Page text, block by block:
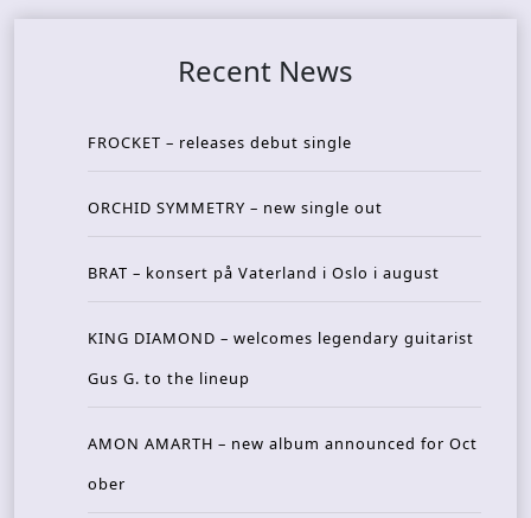
Recent News
FROCKET – releases debut single
ORCHID SYMMETRY – new single out
BRAT – konsert på Vaterland i Oslo i august
KING DIAMOND – welcomes legendary guitarist
Gus G. to the lineup
AMON AMARTH – new album announced for Oct
ober